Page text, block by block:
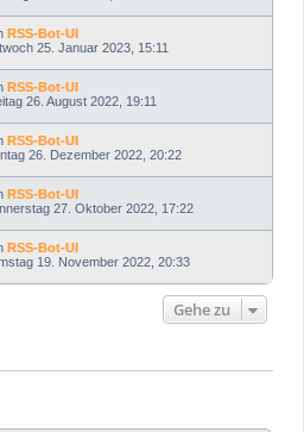
RSS-Bot-UI
25. Januar 2023, 15:11
RSS-Bot-UI
26. August 2022, 19:11
RSS-Bot-UI
26. Dezember 2022, 20:22
RSS-Bot-UI
27. Oktober 2022, 17:22
RSS-Bot-UI
19. November 2022, 20:33
Gehe zu